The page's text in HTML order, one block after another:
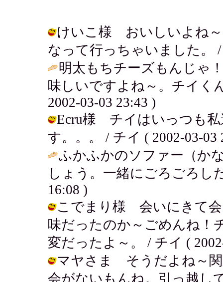
けいこ様 おいしいよね
なって行っちゃいました。 /
明太もちチーズもんじゃ
味しいですよね～。チイく
2002-03-03 23:43 )
Ecru様 チイはいっつも私
す。。。 / チイ ( 2002-03-03
ふかふかのソファー（か
しょう。一緒にごろごろし
16:08 )
こでまり様 会いにきて会
味だったのか～ごめんね！
変だったよ～。 / チイ (
マヤさま そうだよね～関
会がないもんね。引っ越し